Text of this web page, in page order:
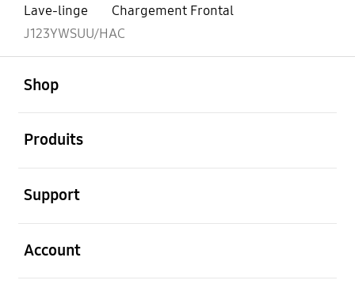
Lave-linge
Chargement Frontal
J123YWSUU/HAC
Shop
Produits
Support
Account